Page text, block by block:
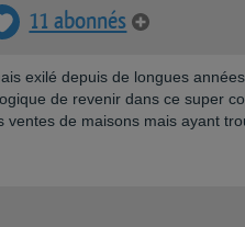
11 abonnés
exilé depuis de longues
de revenir dans ce super
de maisons mais ayant